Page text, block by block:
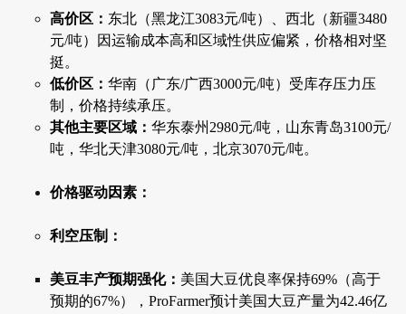
高价区： 东北（黑龙江3083元/吨）、西北（新疆3480
元/吨）因运输成本高和区域性供应偏紧，价格相对坚
挺。
低价区： 华南（广东/广西3000元/吨）受库存压力压
制，价格持续承压。
其他主要区域： 华东泰州2980元/吨，山东青岛3100元/
吨，华北天津3080元/吨，北京3070元/吨。
价格驱动因素：
利空压制：
美豆丰产预期强化： 美国大豆优良率保持69%（高于
预期的67%），ProFarmer预计美国大豆产量为42.46亿